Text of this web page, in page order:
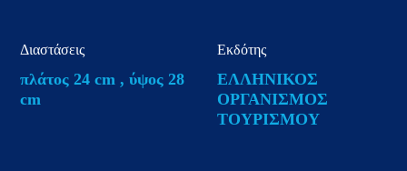
Διαστάσεις
πλάτος 24 cm , ύψος 28
cm
Εκδότης
ΕΛΛΗΝΙΚΟΣ
ΟΡΓΑΝΙΣΜΟΣ
ΤΟΥΡΙΣΜΟΥ